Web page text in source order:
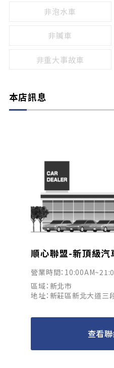
非泡水車
非贓車
非重大事故車
本店訊息
順心聯盟-新頂級汽
營業時間：
區域：新北市
地址：新莊區新北大道三
查看